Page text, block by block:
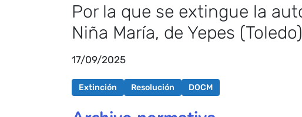
Por la que se extingue la
Niña María, de Yepes
17/09/2025
Extinción Resolución DOCM